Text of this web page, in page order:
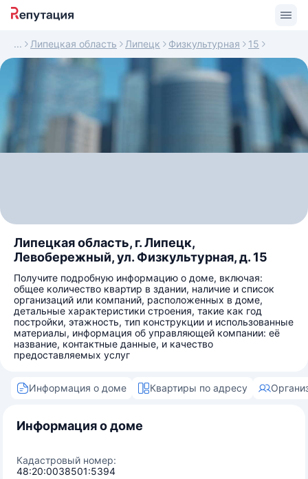
Липецкая область Липецк Физкультурная 15
Липецкая область, г. Липецк,
Левобережный, ул. Физкультурная, д. 15
Получите подробную информацию о доме, включая:
общее количество квартир в здании, наличие и список
организаций или компаний, расположенных в доме,
детальные характеристики строения, такие как год
постройки, этажность, тип конструкции и использованные
материалы, информация об управляющей компании: её
название, контактные данные, и качество
предоставляемых услуг
Информация о доме Квартиры по адресу
Информация о доме
Кадастровый номер:
48:20:0038501:5394